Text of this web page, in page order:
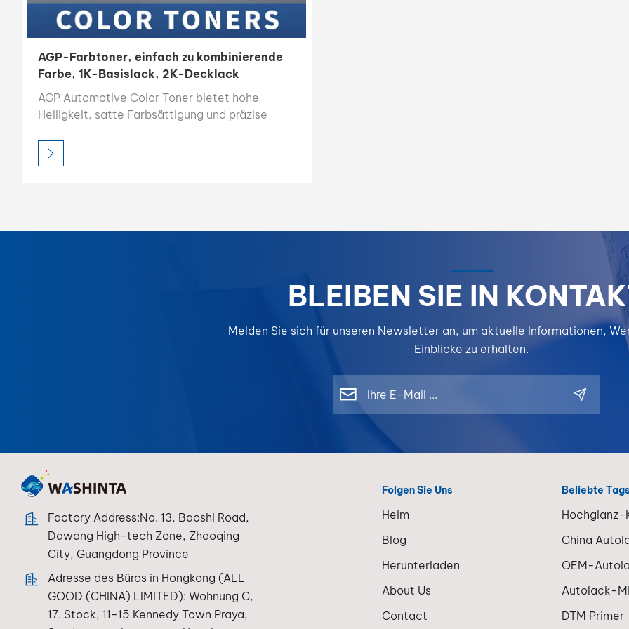
AGP-Farbtoner, einfach zu kombinierende
Farbe, 1K-Basislack, 2K-Decklack
AGP Automotive Color Toner bietet hohe
Helligkeit, satte Farbsättigung und präzise
für professionelle Farbabstimmung. Jeder Toner
ist für einfaches Mischen und konsistente
Farbwiedergabe erzielen.
BLEIBEN SIE IN
Melden Sie sich für unseren Newsletter an, um aktuelle Informationen,
Einblicke zu erhalten.
Factory Address:No. 13, Baoshi Road,
Dawang High-tech Zone, Zhaoqing
City, Guangdong Province
Adresse des Büros in Hongkong (ALL
GOOD (CHINA) LIMITED): Wohnung C,
17. Stock, 11-15 Kennedy Town Praya,
Beliebte
Hochglanz-
China
OEM-
Autolack-
DTM Primer
Folgen Sie Uns
Heim
Blog
Herunterladen
About Us
Contact